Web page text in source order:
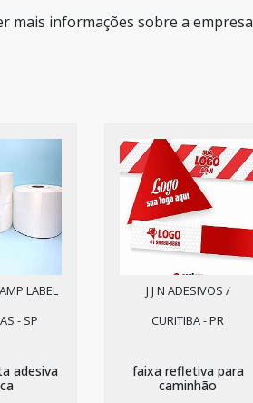
mais informações sobre a empresa
LABEL
- SP
adesiva
J J N ADESIVOS /
CURITIBA - PR
faixa refletiva para
caminhão